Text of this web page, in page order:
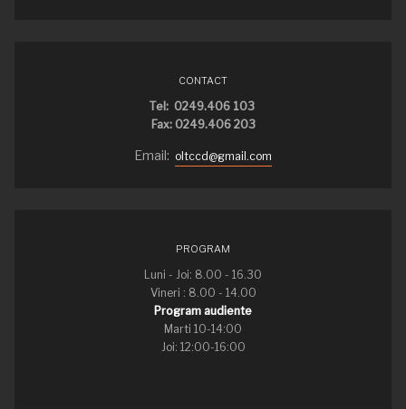
CONTACT
Tel: 0249.406 103
Fax: 0249.406 203
Email: oltccd@gmail.com
PROGRAM
Luni - Joi: 8.00 - 16.30
Vineri : 8.00 - 14.00
Program audiente
Marti 10-14:00
Joi: 12:00-16:00